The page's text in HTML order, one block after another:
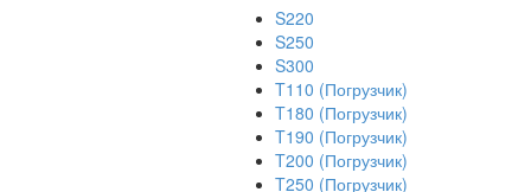
S220
S250
S300
T110 (Погрузчик)
T180 (Погрузчик)
T190 (Погрузчик)
T200 (Погрузчик)
T250 (Погрузчик)